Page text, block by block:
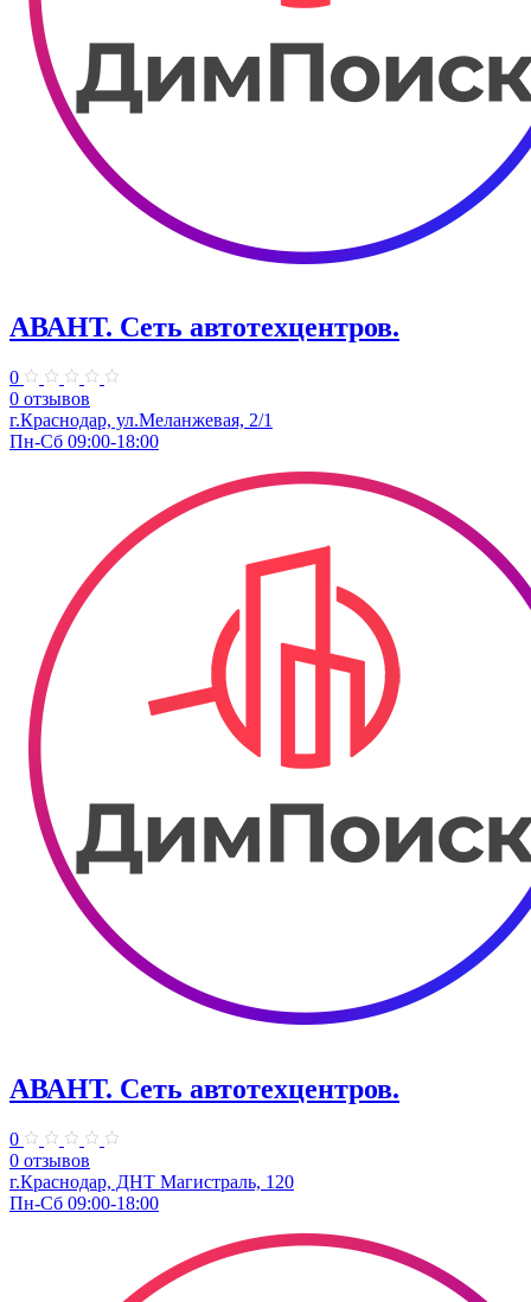
АВАНТ. ​Сеть автотехцентров.
0
0 отзывов
​г.Краснодар, ул.Меланжевая, 2/1
Пн-Сб 09:00-18:00
АВАНТ. ​Сеть автотехцентров.
0
0 отзывов
г.Краснодар, ​ДНТ Магистраль, 120
Пн-Сб 09:00-18:00